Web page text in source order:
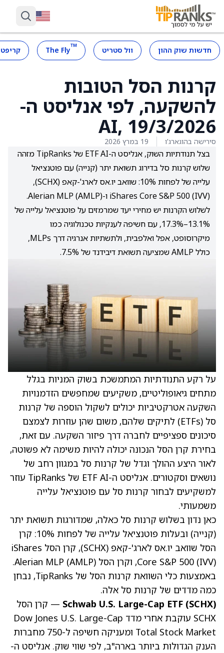
חדשות שוק ההון וול סטריט ™
The Fly
קרנות הסל הטובות
להשקעה, לפי אנליסט ה-
AI, 19/3/2026
סירישה בהוגארג'ו 19 במרץ 2026
בצל תנודתיות השוק, אנליסט ה-ETF AI של TipRanks מזהה
שלוש קרנות סל בדירוג תשואת יתר (קנייה) עם פוטנציאל
עלייה של לפחות 10%: שוואב יו.אס לארג'-קאפ (SCHX),
iShares Core S&P 500 (IVV) ו-Alerian MLP (AMLP).
לשלוש הקרנות יש מחירי יעד שמרמזים על פוטנציאל עלייה של
13.1%–17.3%, עם חשיפה לענקיות טכנולוגיה כמו
מיקרוסופט, אפל ואלפבית, ולתשתיות אנרגיה דרך MLPs,
כולל AMLP שמציעה תשואת דיבידנד של 7.5%.
על רקע התנודתיות המתמשכת בשוק המניות בגלל
מתחים גיאופוליטיים, משקיעים שמחפשים הזדמנויות
השקעה אטרקטיביות יכולים לשקול הוספה של קרנות
סל (ETFs) לתיקים שלהם, משום שהן עוזרות לצמצם
סיכונים ספציפיים לחברה דרך פיזור השקעה. עם זאת,
בחירת קרן הסל הנכונה יכולה להיות משימה לא פשוטה,
לאור היצע ההולך וגדל של קרנות סל במגוון רחב של
נושאים וסקטורים. אנליסט ה-ETF AI של TipRanks עוזר
למשקיעים לבחור קרנות סל עם פוטנציאל עלייה
משמעותי.
כאן נדון בשלוש קרנות סל כאלה, שמדורגות תשואת יתר
(קנייה) ובעלות פוטנציאל עלייה של לפחות 10%: קרן
הסל שוואב יו.אס לארג'-קאפ (SCHX), קרן הסל iShares
Core S&P 500 (IVV), וקרן הסל Alerian MLP (AMLP).
באמצעות כלי השוואת קרנות הסל של TipRanks, נבחן
כמה מדדים של קרנות סל אלה.
Schwab U.S. Large-Cap ETF (SCHX) — קרן הסל
SCHX עוקבת אחרי מדד Dow Jones U.S. Large-Cap
Total Stock Market ומעניקה חשיפה ל-750 מחברות
הענק הגדולות ביותר בארה"ב, לפי שווי שוק. אנליסט ה-